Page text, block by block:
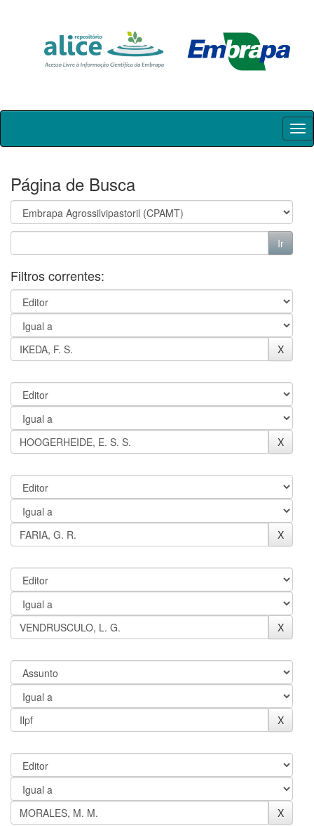
Skip
Página de Busca
Filtros correntes: